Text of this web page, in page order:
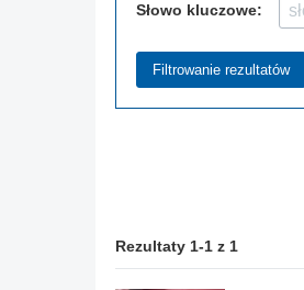
Słowo kluczowe:
Rezultaty 1-1 z 1